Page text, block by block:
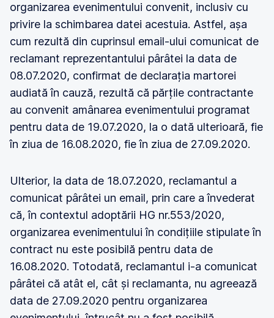
organizarea evenimentului convenit, inclusiv cu
privire la schimbarea datei acestuia. Astfel, așa
cum rezultă din cuprinsul email-ului comunicat de
reclamant reprezentantului pârâtei la data de
08.07.2020, confirmat de declarația martorei
audiată în cauză, rezultă că părțile contractante
au convenit amânarea evenimentului programat
pentru data de 19.07.2020, la o dată ulterioară, fie
în ziua de 16.08.2020, fie în ziua de 27.09.2020.
Ulterior, la data de 18.07.2020, reclamantul a
comunicat pârâtei un email, prin care a învederat
că, în contextul adoptării HG nr.553/2020,
organizarea evenimentului în condițiile stipulate în
contract nu este posibilă pentru data de
16.08.2020. Totodată, reclamantul i-a comunicat
pârâtei că atât el, cât și reclamanta, nu agreează
data de 27.09.2020 pentru organizarea